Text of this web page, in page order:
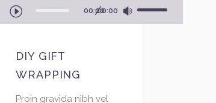
Lecteur
audio
00:0000:00
DIY GIFT
WRAPPING
Proin gravida nibh vel